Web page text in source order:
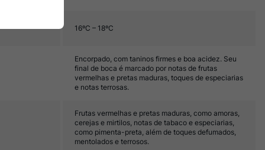
16ºC – 18ºC
Encorpado, com taninos firmes e boa acidez. Seu
final de boca é marcado por notas de frutas
vermelhas e pretas maduras, toques de especiarias
e notas terrosas.
Frutas vermelhas e pretas maduras, como amoras,
cerejas e mirtilos, notas de tabaco e especiarias,
como pimenta-preta, além de toques defumados,
mentolados e terrosos.